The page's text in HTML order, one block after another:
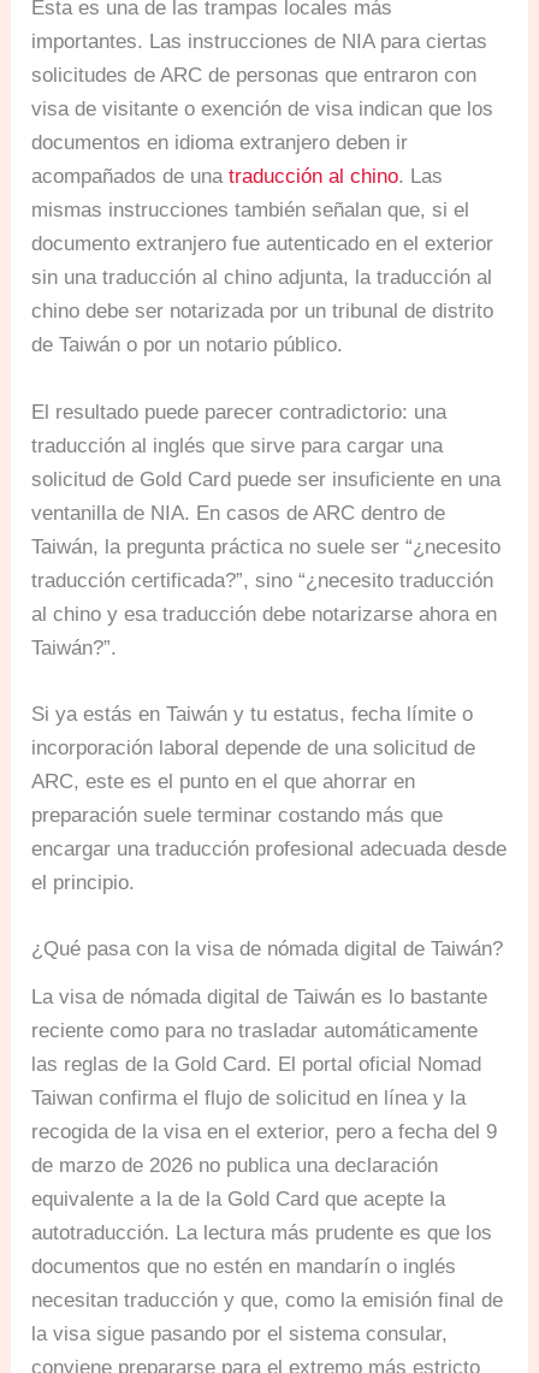
Esta es una de las trampas locales más
importantes. Las instrucciones de NIA para ciertas
solicitudes de ARC de personas que entraron con
visa de visitante o exención de visa indican que los
documentos en idioma extranjero deben ir
acompañados de unatraducción al chino. Las
mismas instrucciones también señalan que, si el
documento extranjero fue autenticado en el exterior
sin una traducción al chino adjunta, la traducción al
chino debe ser notarizada por un tribunal de distrito
de Taiwán o por un notario público.
El resultado puede parecer contradictorio: una
traducción al inglés que sirve para cargar una
solicitud de Gold Card puede ser insuficiente en una
ventanilla de NIA. En casos de ARC dentro de
Taiwán, la pregunta práctica no suele ser “¿necesito
traducción certificada?”, sino “¿necesito traducción
al chino y esa traducción debe notarizarse ahora en
Taiwán?”.
Si ya estás en Taiwán y tu estatus, fecha límite o
incorporación laboral depende de una solicitud de
ARC, este es el punto en el que ahorrar en
preparación suele terminar costando más que
encargar una traducción profesional adecuada desde
el principio.
¿Qué pasa con la visa de nómada digital de Taiwán?
La visa de nómada digital de Taiwán es lo bastante
reciente como para no trasladar automáticamente
las reglas de la Gold Card. El portal oficial Nomad
Taiwan confirma el flujo de solicitud en línea y la
recogida de la visa en el exterior, pero a fecha del 9
de marzo de 2026 no publica una declaración
equivalente a la de la Gold Card que acepte la
autotraducción. La lectura más prudente es que los
documentos que no estén en mandarín o inglés
necesitan traducción y que, como la emisión final de
la visa sigue pasando por el sistema consular,
conviene prepararse para el extremo más estricto